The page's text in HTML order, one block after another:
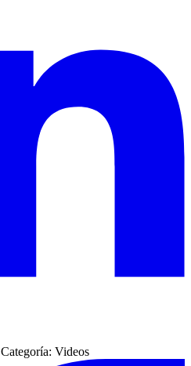
Categoría: Videos